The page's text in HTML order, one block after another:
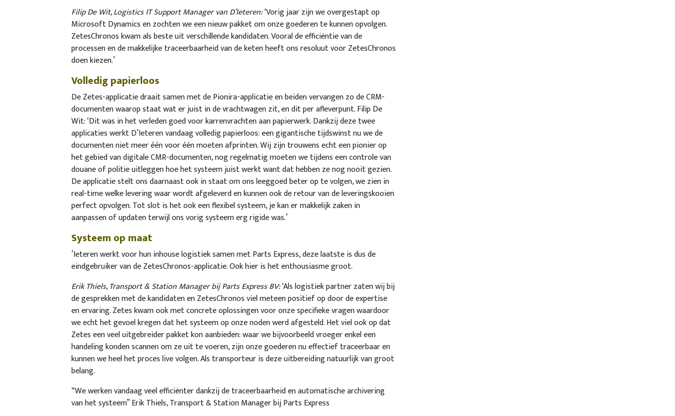
Filip De Wit, Logistics IT Support Manager van D’Ieteren:‘Vorig jaar zijn we overgestapt op
Microsoft Dynamics en zochten we een nieuw pakket om onze goederen te kunnen opvolgen.
ZetesChronos kwam als beste uit verschillende kandidaten. Vooral de efficiëntie van de
processen en de makkelijke traceerbaarheid van de keten heeft ons resoluut voor ZetesChronos
doen kiezen.’
Volledig papierloos
De Zetes-applicatie draait samen met de Pionira-applicatie en beiden vervangen zo de CRM-
documenten waarop staat wat er juist in de vrachtwagen zit, en dit per afleverpunt. Filip De
Wit: ‘Dit was in het verleden goed voor karrenvrachten aan papierwerk. Dankzij deze twee
applicaties werkt D’Ieteren vandaag volledig papierloos: een gigantische tijdswinst nu we de
documenten niet meer één voor één moeten afprinten. Wij zijn trouwens echt een pionier op
het gebied van digitale CMR-documenten, nog regelmatig moeten we tijdens een controle van
douane of politie uitleggen hoe het systeem juist werkt want dat hebben ze nog nooit gezien.
De applicatie stelt ons daarnaast ook in staat om ons leeggoed beter op te volgen, we zien in
real-time welke levering waar wordt afgeleverd en kunnen ook de retour van de leveringskooien
perfect opvolgen. Tot slot is het ook een flexibel systeem, je kan er makkelijk zaken in
aanpassen of updaten terwijl ons vorig systeem erg rigide was.’
Systeem op maat
’Ieteren werkt voor hun inhouse logistiek samen met Parts Express, deze laatste is dus de
eindgebruiker van de ZetesChronos-applicatie. Ook hier is het enthousiasme groot.
Erik Thiels, Transport & Station Manager bij Parts Express BV:‘Als logistiek partner zaten wij bij
de gesprekken met de kandidaten en ZetesChronos viel meteen positief op door de expertise
en ervaring. Zetes kwam ook met concrete oplossingen voor onze specifieke vragen waardoor
we echt het gevoel kregen dat het systeem op onze noden werd afgesteld. Het viel ook op dat
Zetes een veel uitgebreider pakket kon aanbieden: waar we bijvoorbeeld vroeger enkel een
handeling konden scannen om ze uit te voeren, zijn onze goederen nu effectief traceerbaar en
kunnen we heel het proces live volgen. Als transporteur is deze uitbereiding natuurlijk van groot
belang.
“We werken vandaag veel efficiënter dankzij de traceerbaarheid en automatische archivering
van het systeem” Erik Thiels, Transport & Station Manager bij Parts Express